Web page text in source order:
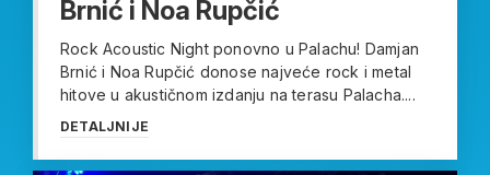
Brnić i Noa Rupčić
Rock Acoustic Night ponovno u Palachu! Damjan
Brnić i Noa Rupčić donose najveće rock i metal
hitove u akustičnom izdanju na terasu Palacha....
DETALJNIJE